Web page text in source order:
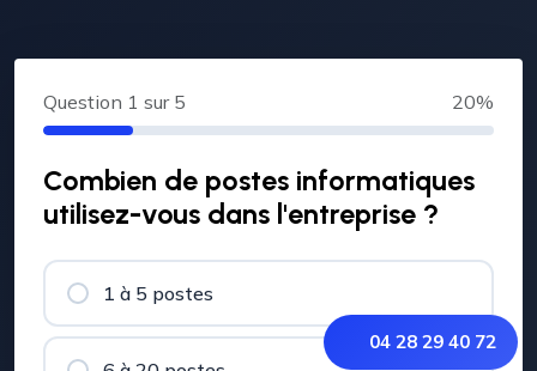
04 28 29 40 72
Question 1 sur 5 20%
Combien de postes informatiques
utilisez-vous dans l'entreprise ?
1 à 5 postes